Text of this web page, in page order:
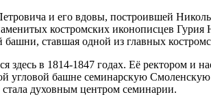
и его вдовы, построившей
костромских иконописцев
ставшая одной из главных
здесь в 1814-1847 годах. Её ректором
башне семинарскую
стала духовным центром семинарии.